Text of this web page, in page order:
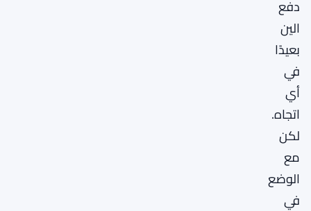
دفع
الين
بعيدًا
في
أي
اتجاه.
لكن
مع
الوضع
في